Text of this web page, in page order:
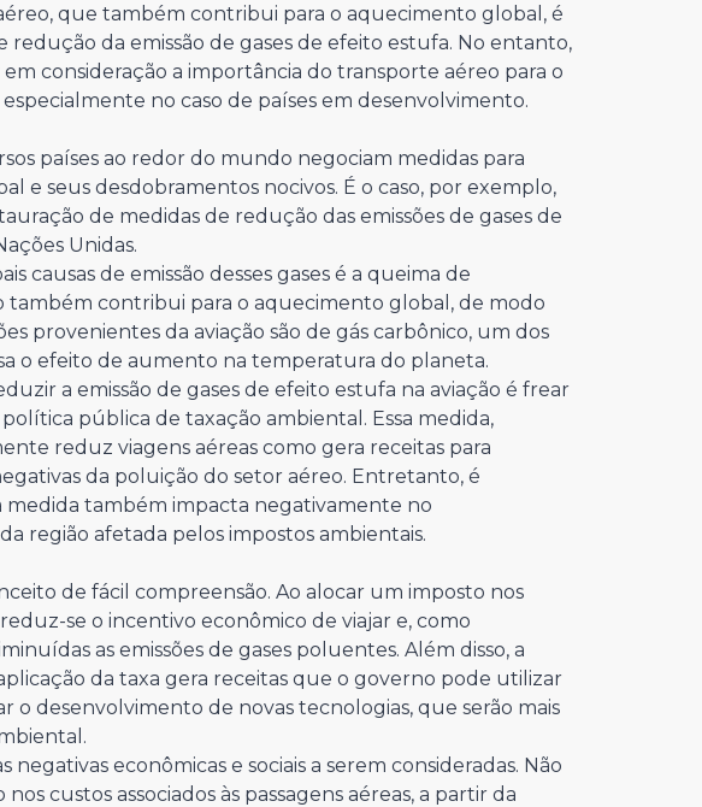
que também contribui para o aquecimento global, é
redução da emissão de gases de efeito estufa. No entanto,
consideração a importância do transporte aéreo para o
no caso de países em desenvolvimento.
países ao redor do mundo negociam medidas para
e seus desdobramentos nocivos. É o caso, por exemplo,
de medidas de redução das emissões de gases de
Unidas.
causas de emissão desses gases é a queima de
também contribui para o aquecimento global, de modo
provenientes da aviação são de gás carbônico, um dos
o efeito de aumento na temperatura do planeta.
a emissão de gases de efeito estufa na aviação é frear
pública de taxação ambiental. Essa medida,
reduz viagens aéreas como gera receitas para
da poluição do setor aéreo. Entretanto, é
medida também impacta negativamente no
região afetada pelos impostos ambientais.
de fácil compreensão. Ao alocar um imposto nos
se o incentivo econômico de viajar e, como
as emissões de gases poluentes. Além disso, a
da taxa gera receitas que o governo pode utilizar
o desenvolvimento de novas tecnologias, que serão mais
econômicas e sociais a serem consideradas. Não
custos associados às passagens aéreas, a partir da